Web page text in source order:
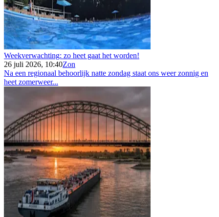
Weekverwachting: zo heet gaat het worden!
26 juli 2026, 10:40Zon
Na een regionaal behoorlijk natte zondag staat ons weer zonnig en
heet zomerweer...